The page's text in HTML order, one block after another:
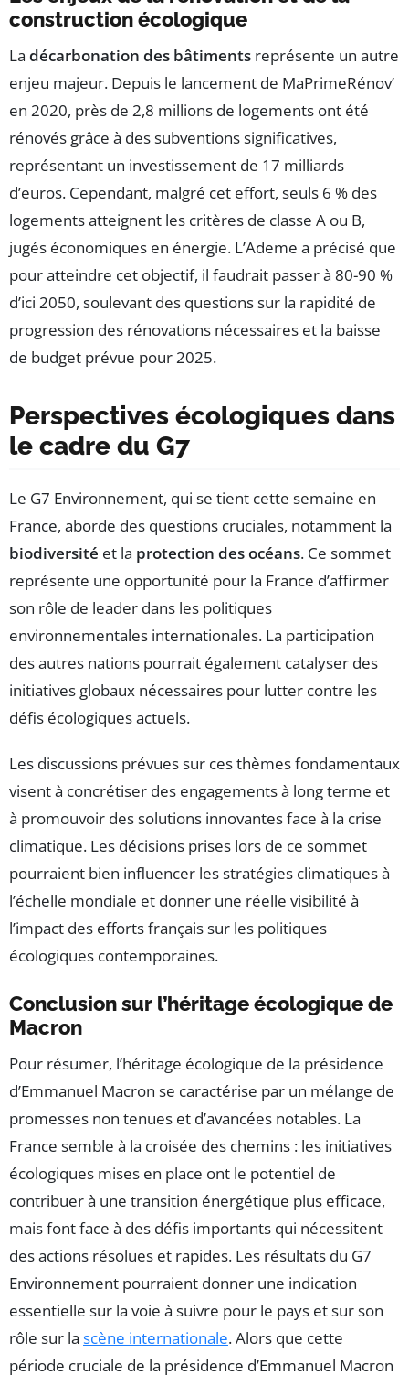
construction écologique
La décarbonation des bâtiments représente un autre
enjeu majeur. Depuis le lancement de MaPrimeRénov’
en 2020, près de 2,8 millions de logements ont été
rénovés grâce à des subventions significatives,
représentant un investissement de 17 milliards
d’euros. Cependant, malgré cet effort, seuls 6 % des
logements atteignent les critères de classe A ou B,
jugés économiques en énergie. L’Ademe a précisé que
pour atteindre cet objectif, il faudrait passer à 80-90 %
d’ici 2050, soulevant des questions sur la rapidité de
progression des rénovations nécessaires et la baisse
de budget prévue pour 2025.
Perspectives écologiques dans
le cadre du G7
Le G7 Environnement, qui se tient cette semaine en
France, aborde des questions cruciales, notamment la
biodiversité et la protection des océans. Ce sommet
représente une opportunité pour la France d’affirmer
son rôle de leader dans les politiques
environnementales internationales. La participation
des autres nations pourrait également catalyser des
initiatives globaux nécessaires pour lutter contre les
défis écologiques actuels.
Les discussions prévues sur ces thèmes fondamentaux
visent à concrétiser des engagements à long terme et
à promouvoir des solutions innovantes face à la crise
climatique. Les décisions prises lors de ce sommet
pourraient bien influencer les stratégies climatiques à
l’échelle mondiale et donner une réelle visibilité à
l’impact des efforts français sur les politiques
écologiques contemporaines.
Conclusion sur l’héritage écologique de
Macron
Pour résumer, l’héritage écologique de la présidence
d’Emmanuel Macron se caractérise par un mélange de
promesses non tenues et d’avancées notables. La
France semble à la croisée des chemins : les initiatives
écologiques mises en place ont le potentiel de
contribuer à une transition énergétique plus efficace,
mais font face à des défis importants qui nécessitent
des actions résolues et rapides. Les résultats du G7
Environnement pourraient donner une indication
essentielle sur la voie à suivre pour le pays et sur son
rôle sur la scène internationale. Alors que cette
période cruciale de la présidence d’Emmanuel Macron